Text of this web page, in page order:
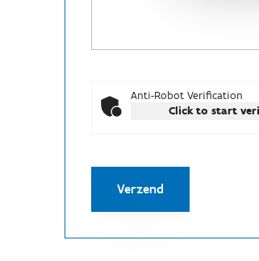
Anti-Robot Verification
Click to start
Verzend